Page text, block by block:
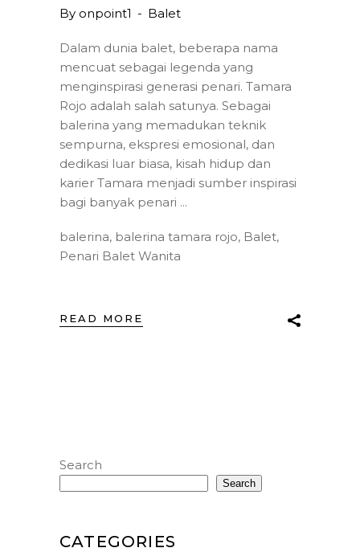
By onpoint1 Balet
Dalam dunia balet, beberapa nama
mencuat sebagai legenda yang
menginspirasi generasi penari. Tamara
Rojo adalah salah satunya. Sebagai
balerina yang memadukan teknik
sempurna, ekspresi emosional, dan
dedikasi luar biasa, kisah hidup dan
karier Tamara menjadi sumber inspirasi
bagi banyak penari
balerina, balerina tamara rojo, Balet,
Penari Balet Wanita
READ MORE
Search
Search
CATEGORIES